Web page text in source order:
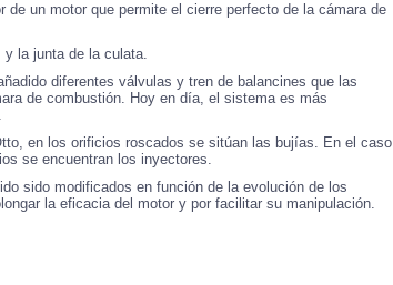
un motor que permite el cierre perfecto de la cámara de
y la junta de la culata.
diferentes válvulas y tren de balancines que las
de combustión. Hoy en día, el sistema es más
en los orificios roscados se sitúan las bujías. En el caso
se encuentran los inyectores.
sido modificados en función de la evolución de los
la eficacia del motor y por facilitar su manipulación.